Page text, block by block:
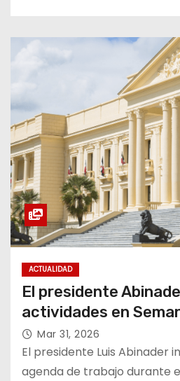
ACTUALIDAD
El presidente
actividades en
Mar 31, 2026
El presidente Luis Abinader
agenda de trabajo durante